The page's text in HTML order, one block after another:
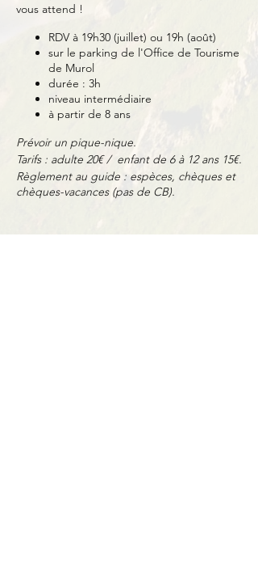
vous attend !
RDV à 19h30 (juillet) ou 19h (août)
sur le parking de l'Office de Tourisme
de Murol
durée : 3h
niveau intermédiaire
à partir de 8 ans
Prévoir un pique-nique.
Tarifs : adulte 20€ / enfant de 6 à 12 ans 15€.
Règlement au guide : espèces, chèques et
chèques-vacances (pas de CB).